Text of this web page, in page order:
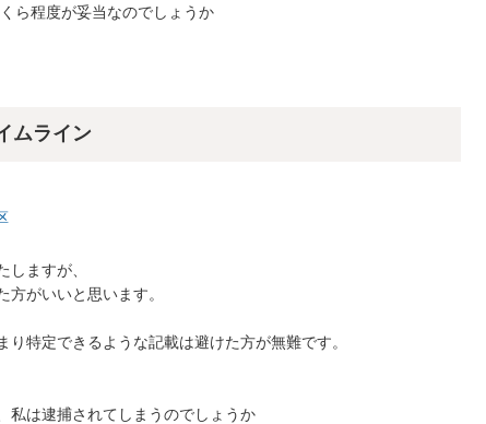
ら程度が妥当なのでしょうか
ムライン
しますが、
がいいと思います。
り特定できるような記載は避けた方が無難です。
私は逮捕されてしまうのでしょうか